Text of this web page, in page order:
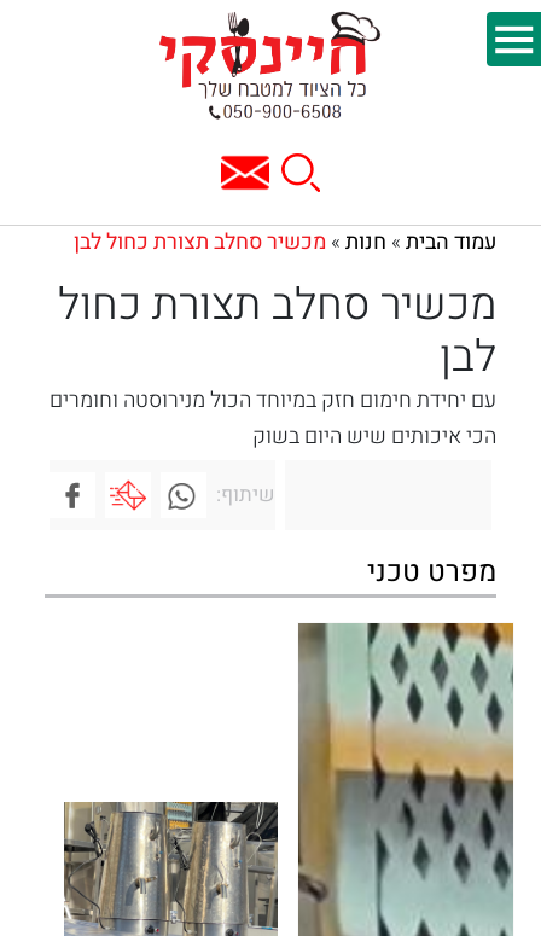
עמוד הבית » חנות » מכשיר סחלב תצורת כחול לבן
מכשיר סחלב תצורת כחול
לבן
עם יחידת חימום חזק במיוחד הכול מנירוסטה וחומרים
הכי איכותים שיש היום בשוק
שיתוף:
מפרט טכני